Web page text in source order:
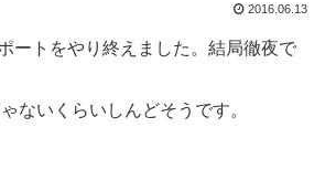
2016.06.13
ートをやり終えました。結局徹夜で
ないくらいしんどそうです。